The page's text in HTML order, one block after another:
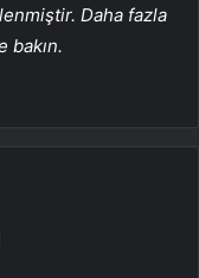
Daha fazla
bakın.